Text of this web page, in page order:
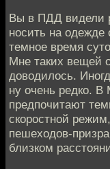
Вы в ПДД видели
носить на
темное время
Мне таких вещей
доводилось.
ну очень редко.
предпочитают
скоростной
пешеходов-
близком